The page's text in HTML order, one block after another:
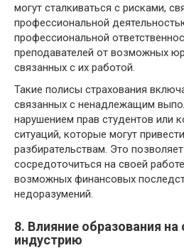
могут сталкиваться с рисками,
профессиональной
профессиональной
преподавателей от возможных
связанных с их работой.
Такие полисы страхования
связанных с ненадлежащим
нарушением прав студентов или
ситуаций, которые могут
разбирательствам. Это
сосредоточиться на своей
возможных финансовых
недоразумений.
8. Влияние образования на
индустрию